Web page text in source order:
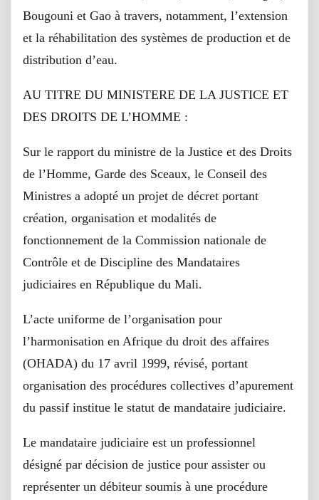
Bougouni et Gao à travers, notamment, l’extension
et la réhabilitation des systèmes de production et de
distribution d’eau.
AU TITRE DU MINISTERE DE LA JUSTICE ET
DES DROITS DE L’HOMME :
Sur le rapport du ministre de la Justice et des Droits
de l’Homme, Garde des Sceaux, le Conseil des
Ministres a adopté un projet de décret portant
création, organisation et modalités de
fonctionnement de la Commission nationale de
Contrôle et de Discipline des Mandataires
judiciaires en République du Mali.
L’acte uniforme de l’organisation pour
l’harmonisation en Afrique du droit des affaires
(OHADA) du 17 avril 1999, révisé, portant
organisation des procédures collectives d’apurement
du passif institue le statut de mandataire judiciaire.
Le mandataire judiciaire est un professionnel
désigné par décision de justice pour assister ou
représenter un débiteur soumis à une procédure